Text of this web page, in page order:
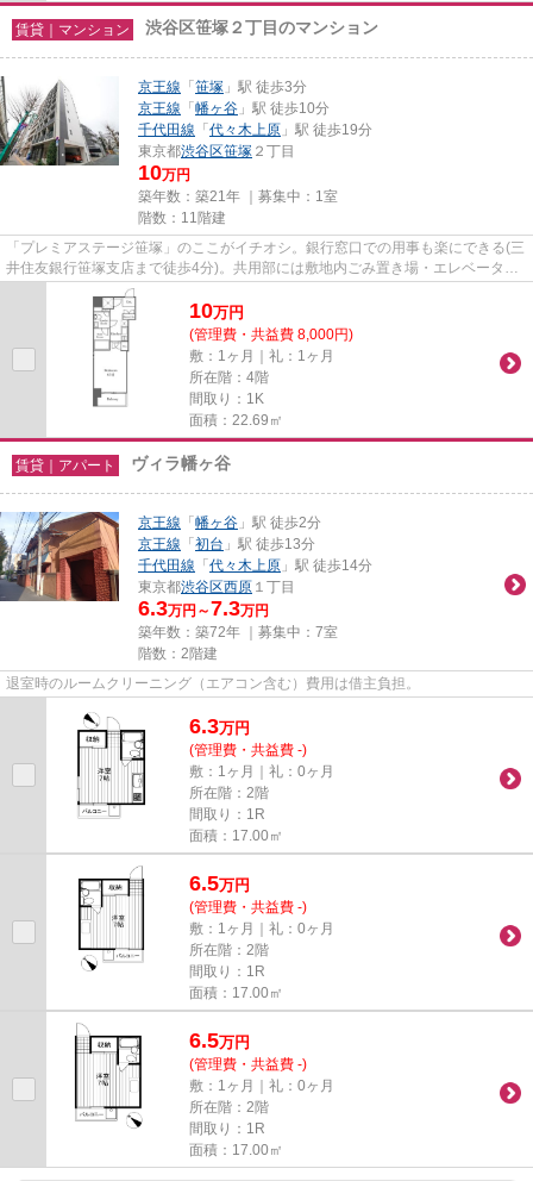
賃貸｜マンション 渋谷区笹塚２丁目のマンション
京王線 「笹塚 」駅 徒歩3分
京王線 「幡ヶ谷 」駅 徒歩10分
千代田線 「代々木上原 」駅 徒歩19分
東京都渋谷区笹塚 ２丁目
10万円
築年数：築21年 ｜募集中： 1室
階数：11階建
「プレミアステージ笹塚」のここがイチオシ。銀行窓口での用事も楽にできる(三
井住友銀行笹塚支店まで徒歩4分)。共用部には敷地内ごみ置き場・エレベータな
ど様々な設備やサービスが揃...
10万円
(管理費・共益費 8,000円)
敷：1ヶ月｜礼：1ヶ月
所在階：4階
間取り：1K
面積：22.69㎡
賃貸｜アパート ヴィラ幡ヶ谷
京王線 「幡ヶ谷 」駅 徒歩2分
京王線 「初台 」駅 徒歩13分
千代田線 「代々木上原 」駅 徒歩14分
東京都渋谷区西原 １丁目
6.3万円～7.3万円
築年数：築72年 ｜募集中： 7室
階数：2階建
退室時のルームクリーニング（エアコン含む）費用は借主負担。
6.3万円
(管理費・共益費 -)
敷：1ヶ月｜礼：0ヶ月
所在階：2階
間取り：1R
面積：17.00㎡
6.5万円
(管理費・共益費 -)
敷：1ヶ月｜礼：0ヶ月
所在階：2階
間取り：1R
面積：17.00㎡
6.5万円
(管理費・共益費 -)
敷：1ヶ月｜礼：0ヶ月
所在階：2階
間取り：1R
面積：17.00㎡